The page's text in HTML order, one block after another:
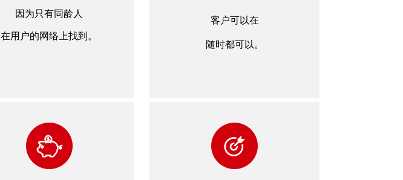
因为只有同龄人
在用户的网络上找到。
客户可以在
随时都可以。